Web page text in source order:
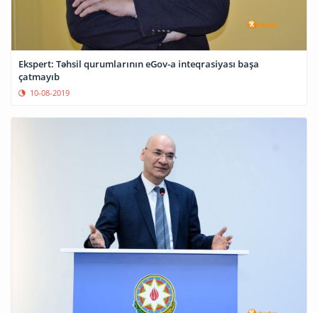
Ekspert: Təhsil qurumlarının eGov-a inteqrasiyası başa
çatmayıb
10-08-2019